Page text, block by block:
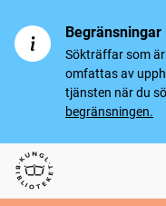
Sökträffar som
omfattas av
tjänsten när du
begränsningen.
Svenska tidningar